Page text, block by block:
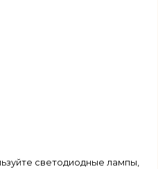
светодиодные лампы,